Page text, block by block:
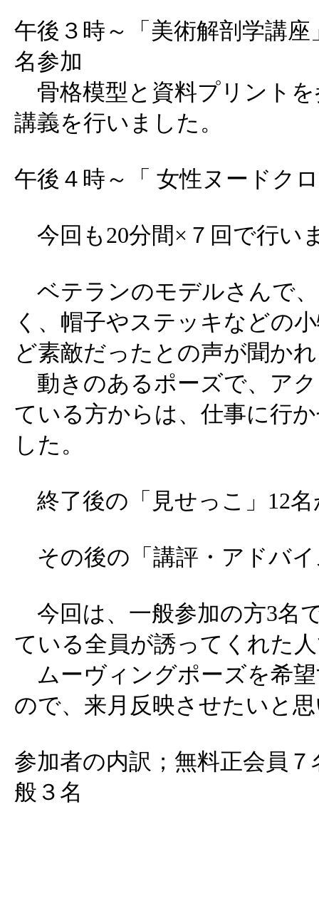
午後３時～「美術解剖学講座
名参加
骨格模型と資料プリント
講義を行いました。
午後４時～「 女性ヌードク
今回も20分間×７回で行い
ベテランのモデルさんで
く、帽子やステッキなどの
ど素敵だったとの声が聞か
動きのあるポーズで、ア
ている方からは、仕事に行
した。
終了後の「見せっこ」12名
その後の「講評・アドバイ
今回は、一般参加の方3名
ている全員が誘ってくれた
ムーヴィングポーズを希
ので、来月反映させたいと
参加者の内訳；無料正会員
般３名